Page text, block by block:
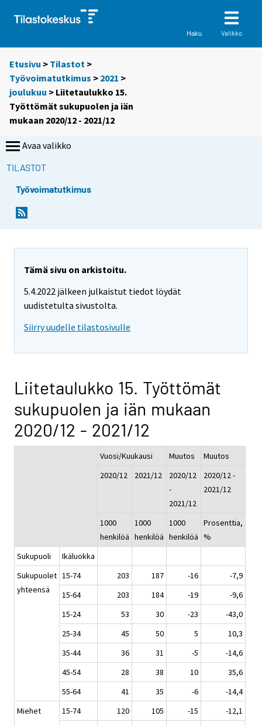
Haku Valikko
Etusivu > Tilastot >
Työvoimatutkimus > 2021 >
joulukuu > Liitetaulukko 15.
Työttömät sukupuolen ja iän
mukaan 2020/12 - 2021/12
Avaa valikko
TILASTOT
Työvoimatutkimus
Tämä sivu on arkistoitu.
5.4.2022 jälkeen julkaistut tiedot löydät
uudistetulta sivustolta.
Siirry uudelle tilastosivulle
Liitetaulukko 15. Työttömät
sukupuolen ja iän mukaan
2020/12 - 2021/12
Vuosi/Kuukausi Muutos
Muutos
2020/12
2021/12
2020/12
-
2021/12
2020/12 -
2021/12
1000
henkilöä
1000
henkilöä
1000
henkilöä
Prosenttia,
%
Sukupuoli
Ikäluokka
Sukupuolet
yhteensä
15-74 203 187 -16
-7,9
15-64
203 184 -19
-9,6
15-24
53 30 -23
-43,0
25-34
45 50 5
10,3
35-44
36 31 -5
-14,6
45-54
28 38 10
35,6
55-64
41 35 -6
-14,4
Miehet
15-74 120 105 -15
-12,1